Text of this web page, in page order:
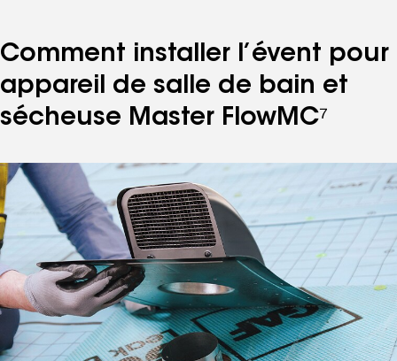
Comment installer l’évent pour
appareil de salle de bain et
sécheuse Master FlowMC⁷